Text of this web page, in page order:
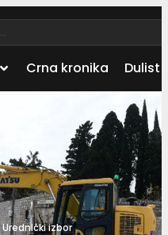
Crna kronika Dulist
Urednički izbor